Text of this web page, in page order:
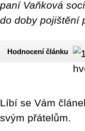
paní Vaňková
do doby pojištění
Hodnocení článku
Líbí se Vám
svým přátelům.